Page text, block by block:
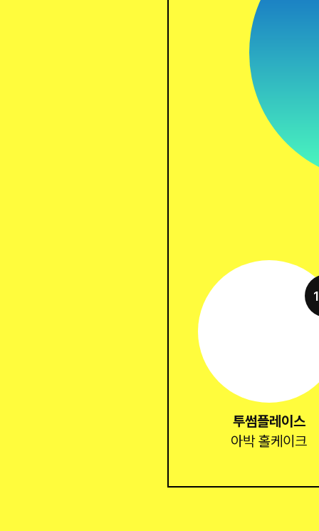
투썸플레이스
아박 홀케이크